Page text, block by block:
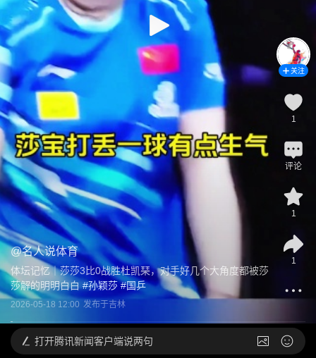
@名人说体育
体坛记忆｜莎莎3比0战胜杜凯琹，对手好几个大角度都被莎
莎解的明明白白 #孙颖莎 #国乒
2026-05-18 12:00 发布于吉林
关注
1
评论
1
1
打开腾讯新闻客户端说两句